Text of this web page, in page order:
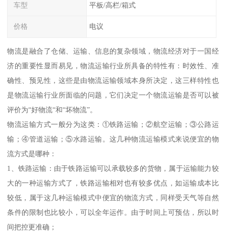
车型 平板/高栏/箱式
价格 电议
物流是融合了仓储、运输、信息的复杂领域，物流经济对于一国经
济的重要性显而易见，物流运输行业所具备的特性有：时效性、准
确性、预见性，这些是由物流运输领域本身所决定，这三样特性也
是物流运输行业所面临的问题，它们决定一个物流运输是否可以被
评价为“好物流“和“坏物流”。
物流运输方式一般分为这类：①铁路运输；②航空运输；③公路运
输；④管道运输；⑤水路运输。这几种物流运输模式来说便宜的物
流方式是哪种：
1、铁路运输：由于铁路运输可以承载较多的货物，属于运输能力较
大的一种运输方式了，铁路运输相对也有较多优点，如运输成本比
较低，属于这几种运输模式中便宜的物流方式，同样受天气等自然
条件的限制也比较小，可以全年运作。由于时间上可预估，所以时
间把控更准确；